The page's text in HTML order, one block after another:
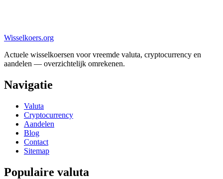
Wisselkoers.org
Actuele wisselkoersen voor vreemde valuta, cryptocurrency en
aandelen — overzichtelijk omrekenen.
Navigatie
Valuta
Cryptocurrency
Aandelen
Blog
Contact
Sitemap
Populaire valuta